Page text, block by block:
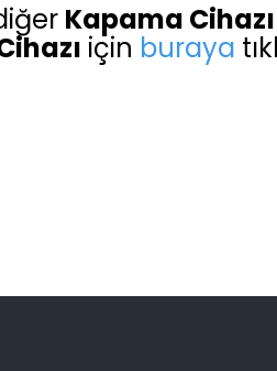
Kapama
için buraya